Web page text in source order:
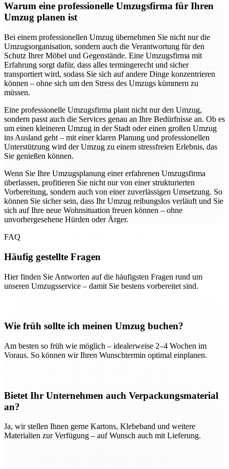
Warum eine professionelle Umzugsfirma für Ihren
Umzug planen ist
Bei einem professionellen Umzug übernehmen Sie nicht nur die
Umzugsorganisation, sondern auch die Verantwortung für den
Schutz Ihrer Möbel und Gegenstände. Eine Umzugsfirma mit
Erfahrung sorgt dafür, dass alles termingerecht und sicher
transportiert wird, sodass Sie sich auf andere Dinge konzentrieren
können – ohne sich um den Stress des Umzugs kümmern zu
müssen.
Eine professionelle Umzugsfirma plant nicht nur den Umzug,
sondern passt auch die Services genau an Ihre Bedürfnisse an. Ob es
um einen kleineren Umzug in der Stadt oder einen großen Umzug
ins Ausland geht – mit einer klaren Planung und professionellen
Unterstützung wird der Umzug zu einem stressfreien Erlebnis, das
Sie genießen können.
Wenn Sie Ihre Umzugsplanung einer erfahrenen Umzugsfirma
überlassen, profitieren Sie nicht nur von einer strukturierten
Vorbereitung, sondern auch von einer zuverlässigen Umsetzung. So
können Sie sicher sein, dass Ihr Umzug reibungslos verläuft und Sie
sich auf Ihre neue Wohnsituation freuen können – ohne
unvorhergesehene Hürden oder Ärger.
FAQ
Häufig gestellte Fragen
Hier finden Sie Antworten auf die häufigsten Fragen rund um
unseren Umzugsservice – damit Sie bestens vorbereitet sind.
Wie früh sollte ich meinen Umzug buchen?
Am besten so früh wie möglich – idealerweise 2–4 Wochen im
Voraus. So können wir Ihren Wunschtermin optimal einplanen.
Bietet Ihr Unternehmen auch Verpackungsmaterial
an?
Ja, wir stellen Ihnen gerne Kartons, Klebeband und weitere
Materialien zur Verfügung – auf Wunsch auch mit Lieferung.